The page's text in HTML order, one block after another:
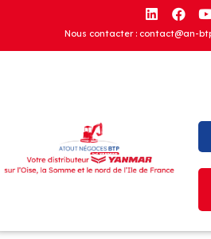
Nous contacter : contact@an-